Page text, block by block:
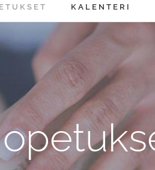
KALENTERI